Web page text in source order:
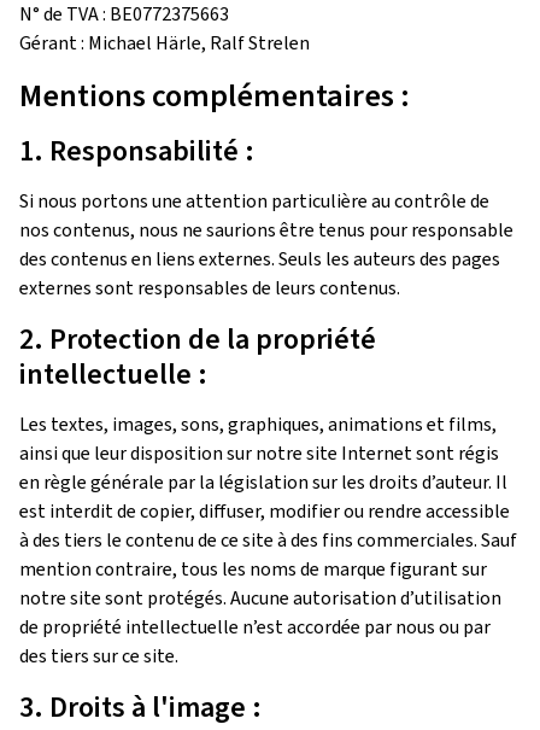
N° de TVA : BE0772375663
Gérant : Michael Härle, Ralf Strelen
Mentions complémentaires :
1. Responsabilité :
Si nous portons une attention particulière au contrôle de
nos contenus, nous ne saurions être tenus pour responsable
des contenus en liens externes. Seuls les auteurs des pages
externes sont responsables de leurs contenus.
2. Protection de la propriété
intellectuelle :
Les textes, images, sons, graphiques, animations et films,
ainsi que leur disposition sur notre site Internet sont régis
en règle générale par la législation sur les droits d’auteur. Il
est interdit de copier, diffuser, modifier ou rendre accessible
à des tiers le contenu de ce site à des fins commerciales. Sauf
mention contraire, tous les noms de marque figurant sur
notre site sont protégés. Aucune autorisation d’utilisation
de propriété intellectuelle n’est accordée par nous ou par
des tiers sur ce site.
3. Droits à l'image :